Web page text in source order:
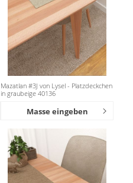
Mazatlan #3J von Lysel - Platzdeckchen
in graubeige 40136
Masse eingeben